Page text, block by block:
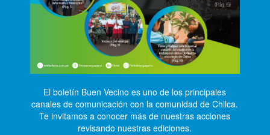
El boletín Buen Vecino es uno de los principales
canales de comunicación con la comunidad de Chilca.
Te invitamos a conocer más de nuestras acciones
revisando nuestras ediciones.